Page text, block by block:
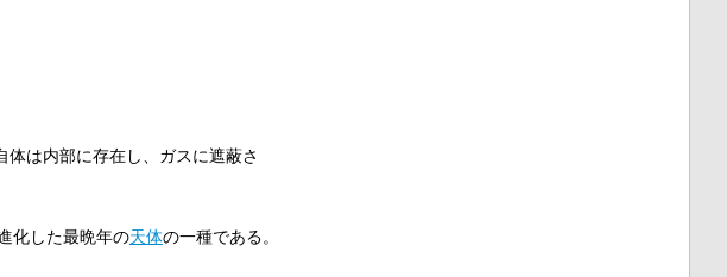
体は内部に存在し、ガスに遮蔽さ
化した最晩年の天体の一種である。